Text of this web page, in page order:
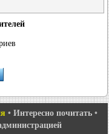
• Интересно почитать •